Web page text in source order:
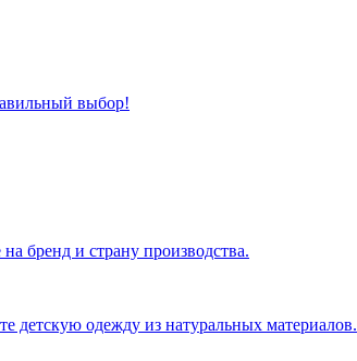
выбор!
бренд и страну производства.
детскую одежду из натуральных материалов.